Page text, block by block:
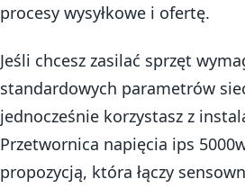
procesy wysyłkowe i ofertę.
Jeśli chcesz zasilać sprzęt
standardowych parametrów
jednocześnie korzystasz z
Przetwornica napięcia ips
propozycją, która łączy